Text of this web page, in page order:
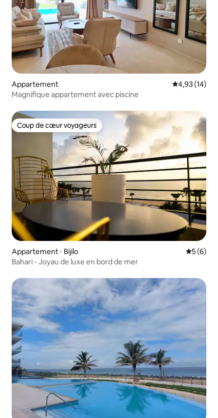
Appartement Évaluation
4,93 (14)
Magnifique appartement avec piscine
Coup de cœur voyageurs
Coup de cœur voyageurs
Appartement ⋅ Bijilo
5 (6)
Bahari - Joyau de luxe en bord de mer